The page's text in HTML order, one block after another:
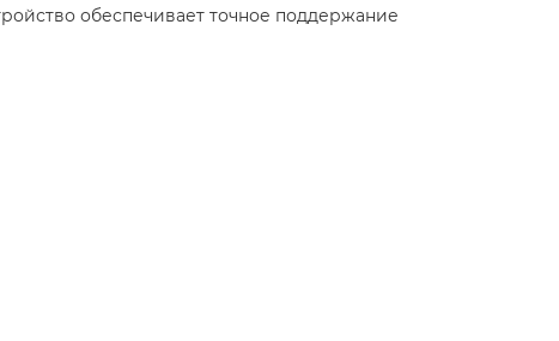
обеспечивает точное поддержание